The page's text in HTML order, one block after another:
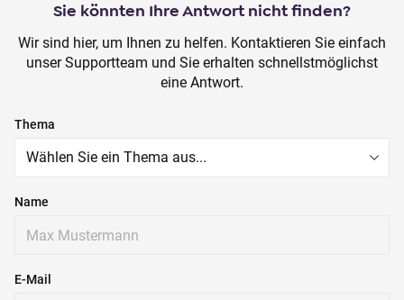
Sie könnten Ihre Antwort nicht finden?
Wir sind hier, um Ihnen zu helfen. Kontaktieren Sie einfach
unser Supportteam und Sie erhalten schnellstmöglichst
eine Antwort.
Thema
Name
E-Mail